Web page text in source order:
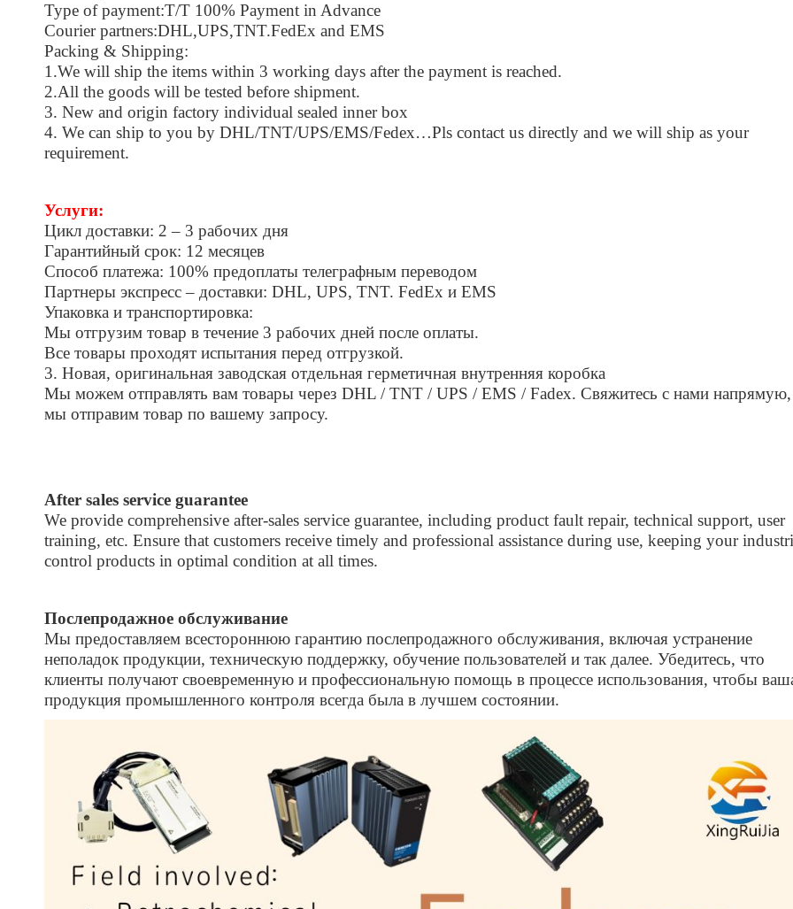
Type of payment:T/T 100% Payment in Advance
Courier partners:DHL,UPS,TNT.FedEx and EMS
Packing & Shipping:
1.We will ship the items within 3 working days after the payment is reached.
2.All the goods will be tested before shipment.
3. New and origin factory individual sealed inner box
4. We can ship to you by DHL/TNT/UPS/EMS/Fedex…Pls contact us directly and we will ship as your
requirement.
Услуги:
Цикл доставки: 2 – 3 рабочих дня
Гарантийный срок: 12 месяцев
Способ платежа: 100% предоплаты телеграфным переводом
Партнеры экспресс – доставки: DHL, UPS, TNT. FedEx и EMS
Упаковка и транспортировка:
Мы отгрузим товар в течение 3 рабочих дней после оплаты.
Все товары проходят испытания перед отгрузкой.
3. Новая, оригинальная заводская отдельная герметичная внутренняя коробка
Мы можем отправлять вам товары через DHL / TNT / UPS / EMS / Fadex. Свяжитесь с нами
мы отправим товар по вашему запросу.
After sales service guarantee
We provide comprehensive after-sales service guarantee, including product fault repair, technical support, user
training, etc. Ensure that customers receive timely and professional assistance during use, keeping your
control products in optimal condition at all times.
Послепродажное обслуживание
Мы предоставляем всестороннюю гарантию послепродажного обслуживания, включая устранение
неполадок продукции, техническую поддержку, обучение пользователей и так далее. Убедитесь, что
клиенты получают своевременную и профессиональную помощь в процессе использования, чтобы
продукция промышленного контроля всегда была в лучшем состоянии.